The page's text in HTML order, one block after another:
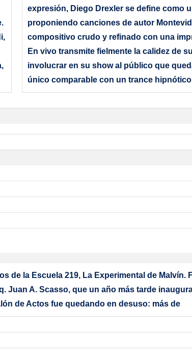
expresión, Diego Drexler se define como
proponiendo canciones de autor
compositivo crudo y refinado con una
En vivo transmite fielmente la calidez de
involucrar en su show al público que
único comparable con un trance
de la Escuela 219, La Experimental de Malvín.
Juan A. Scasso, que un año más tarde
de Actos fue quedando en desuso: más de